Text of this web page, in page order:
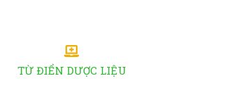
TỪ ĐIỂN DƯỢC LIỆU